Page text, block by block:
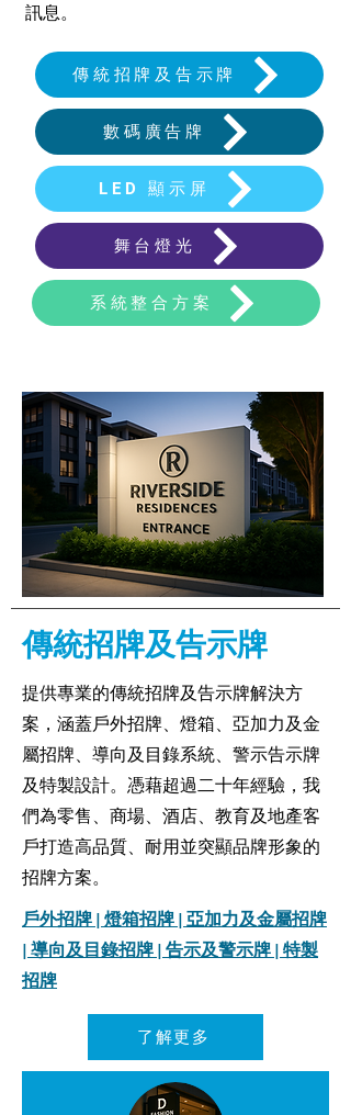
訊息。
傳統招牌及告示牌
數碼廣告牌
LED 顯示屏
舞台燈光
系統整合方案
傳統招牌及告示牌
提供專業的傳統招牌及告示牌解決方
案，涵蓋戶外招牌、燈箱、亞加力及金
屬招牌、導向及目錄系統、警示告示牌
及特製設計。憑藉超過二十年經驗，我
們為零售、商場、酒店、教育及地產客
戶打造高品質、耐用並突顯品牌形象的
招牌方案。
戶外招牌 | 燈箱招牌 | 亞加力及金屬招牌
| 導向及目錄招牌 | 告示及警示牌 | 特製
招牌
了解更多